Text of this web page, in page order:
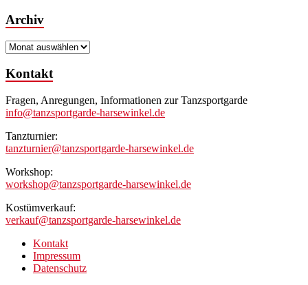
Archiv
Archiv
Kontakt
Fragen, Anregungen, Informationen zur Tanzsportgarde
info@tanzsportgarde-harsewinkel.de
Tanzturnier:
tanzturnier@tanzsportgarde-harsewinkel.de
Workshop:
workshop@tanzsportgarde-harsewinkel.de
Kostümverkauf:
verkauf@tanzsportgarde-harsewinkel.de
Kontakt
Impressum
Datenschutz